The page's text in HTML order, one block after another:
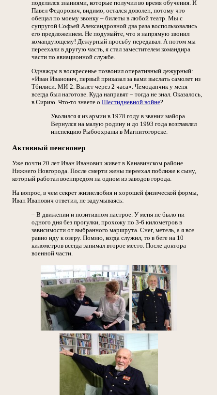
поделился знаниями, которые получил во время обучения. И
Павел Федорович, видимо, остался доволен, потому что
обещал по моему звонку – билеты в любой театр. Мы с
супругой Софьей Александровной два раза воспользовались
его предложением. Не подумайте, что я напрямую звонил
командующему! Дежурный просьбу передавал. А потом мы
переехали в другую часть, я стал заместителем командира
части по авиационной службе.
Однажды в воскресенье позвонил оперативный дежурный:
«Иван Иванович, первый приказал за вами выслать самолет из
Тбилиси. МИ-2. Вылет через 2 часа». Чемоданчик у меня
всегда был наготове. Куда направят – тогда не знал. Оказалось,
в Сирию. Что-то знаете о Шестидневной войне?
Уволился я из армии в 1978 году в звании майора.
Вернулся на малую родину и до 1993 года возглавлял
инспекцию Рыбоохраны в Магнитогорске.
Активный пенсионер
Уже почти 20 лет Иван Иванович живет в Канавинском районе
Нижнего Новгорода. После смерти жены переехал поближе к сыну,
который работал военпредом на одном из заводов города.
На вопрос, в чем секрет жизнелюбия и хорошей физической формы,
Иван Иванович ответил, не задумываясь:
– В движении и позитивном настрое. У меня не было ни
одного дня без прогулки, прохожу по 3-6 километров в
зависимости от выбранного маршрута. Снег, метель, а я все
равно иду к озеру. Помню, когда служил, то в беге на 10
километров всегда занимал второе место. После доктора
военной части.